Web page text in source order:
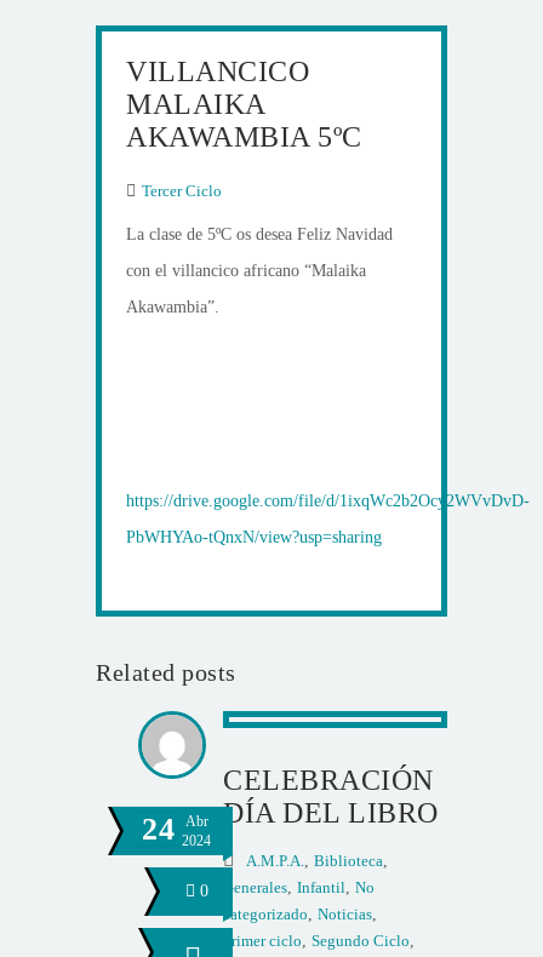
VILLANCICO
MALAIKA
AKAWAMBIA 5ºC
Tercer Ciclo
La clase de 5ºC os desea Feliz Navidad
con el villancico africano “Malaika
Akawambia”.
https://drive.google.com/file/d/1ixqWc2b2Ocy2WVvDvD-
PbWHYAo-tQnxN/view?usp=sharing
Related posts
24
Abr
2024
0
CELEBRACIÓN
DÍA DEL LIBRO
A.M.P.A., Biblioteca,
Generales, Infantil, No
categorizado, Noticias,
Primer ciclo, Segundo Ciclo,